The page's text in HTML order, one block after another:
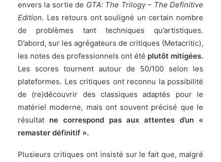
envers la sortie de GTA: The Trilogy – The Definitive
Edition. Les retours ont souligné un certain nombre
de problèmes tant techniques qu’artistiques.
D’abord, sur les agrégateurs de critiques (Metacritic),
les notes des professionnels ont été plutôt mitigées.
Les scores tournent autour de 50/100 selon les
plateformes. Les critiques ont reconnu la possibilité
de (re)découvrir des classiques adaptés pour le
matériel moderne, mais ont souvent précisé que le
résultat ne correspond pas aux attentes d’un «
remaster définitif ».
Plusieurs critiques ont insisté sur le fait que, malgré